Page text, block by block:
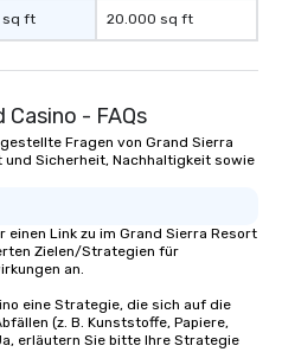
sq ft 20.000 sq ft
Casino - FAQs
Fragen von Grand Sierra
und Sicherheit, Nachhaltigkeit sowie
Link zu im Grand Sierra Resort
Zielen/Strategien für
an.
eine Strategie, die sich auf die
(z. B. Kunststoffe, Papiere,
erläutern Sie bitte Ihre Strategie